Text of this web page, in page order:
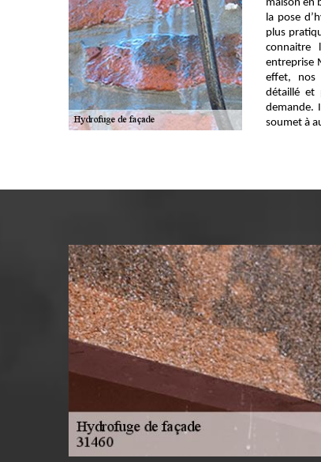
maison en
la pose
plus
connaitre
entreprise
effet, nos
détaillé et
demande.
soumet à